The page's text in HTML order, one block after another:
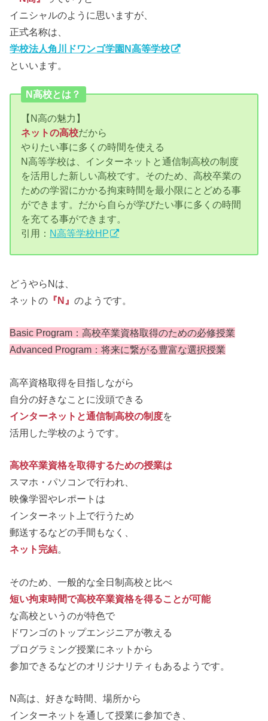
イニシャルのように思いますが、
正式名称は、
学校法人角川ドワンゴ学園N高等学校
といいます。
N高校とは？
【N高の魅力】
ネットの高校だから
やりたい事に多くの時間を使える
N高等学校は、インターネットと通信制高校の制度
を活用した新しい高校です。そのため、高校卒業の
ための学習にかかる拘束時間を最小限にとどめる事
ができます。だから自らが学びたい事に多くの時間
を充てる事ができます。
引用： N高等学校HP
どうやらNは、
ネットの 『N』のようです。
Basic Program：高校卒業資格取得のための必修授業
Advanced Program：将来に繋がる豊富な選択授業
高卒資格取得を目指しながら
自分の好きなことに没頭できる
インターネットと通信制高校の制度を
活用した学校のようです。
高校卒業資格を取得するための授業は
スマホ・パソコンで行われ、
映像学習やレポートは
インターネット上で行うため
郵送するなどの手間もなく、
ネット完結。
そのため、一般的な全日制高校と比べ
短い拘束時間で高校卒業資格を得ることが可能
な高校というのが特色で
ドワンゴのトップエンジニアが教える
プログラミング授業にネットから
参加できるなどのオリジナリティもあるようです。
N高は、好きな時間、場所から
インターネットを通して授業に参加でき、